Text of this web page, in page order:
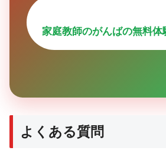
家庭教師のがんばの無料体
よくある質問